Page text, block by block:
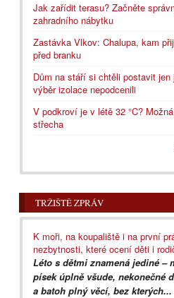
Jak zařídit terasu? Začněte
zahradního nábytku
Zastávka Vlkov: Chalupa, kam
před branku
Dům na stáří si chtěli postavit jen
výběr izolace nepodcenili
V podkroví je v létě 32 °C?
střecha
TRŽIŠTĚ ZPRÁV
K moři, na koupaliště i na první
nezbytnosti, které ocení děti i
Léto s dětmi znamená jediné –
písek úplně všude, nekonečné
a batoh plný věcí, bez kterých...